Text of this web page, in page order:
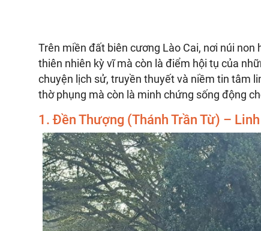
Trên miền đất biên cương Lào Cai, nơi núi
thiên nhiên kỳ vĩ mà còn là điểm hội tụ của
chuyện lịch sử, truyền thuyết và niềm tin tâm
thờ phụng mà còn là minh chứng sống động
1. Đền Thượng (Thánh Trần Từ) –